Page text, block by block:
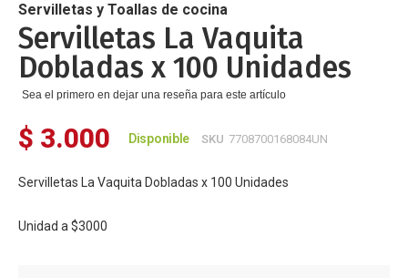
de
la
galería
de
imágenes
Servilletas y Toallas de cocina
Servilletas La Vaquita
Dobladas x 100 Unidades
Sea el primero en dejar una reseña para este artículo
$ 3.000 Disponible SKU 7708700168084UN
Servilletas La Vaquita Dobladas x 100 Unidades
Unidad a $3000